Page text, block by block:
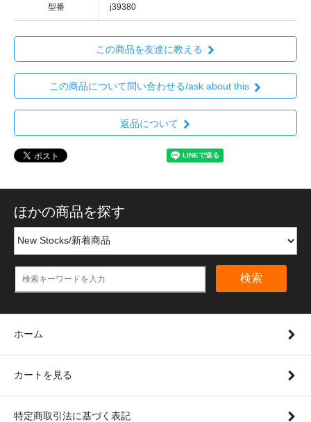
型番 j39380
この商品を友達に教える
この商品について問い合わせる/ask about this
返品について
ほかの商品を探す
検索
ホーム
カートを見る
特定商取引法に基づく表記